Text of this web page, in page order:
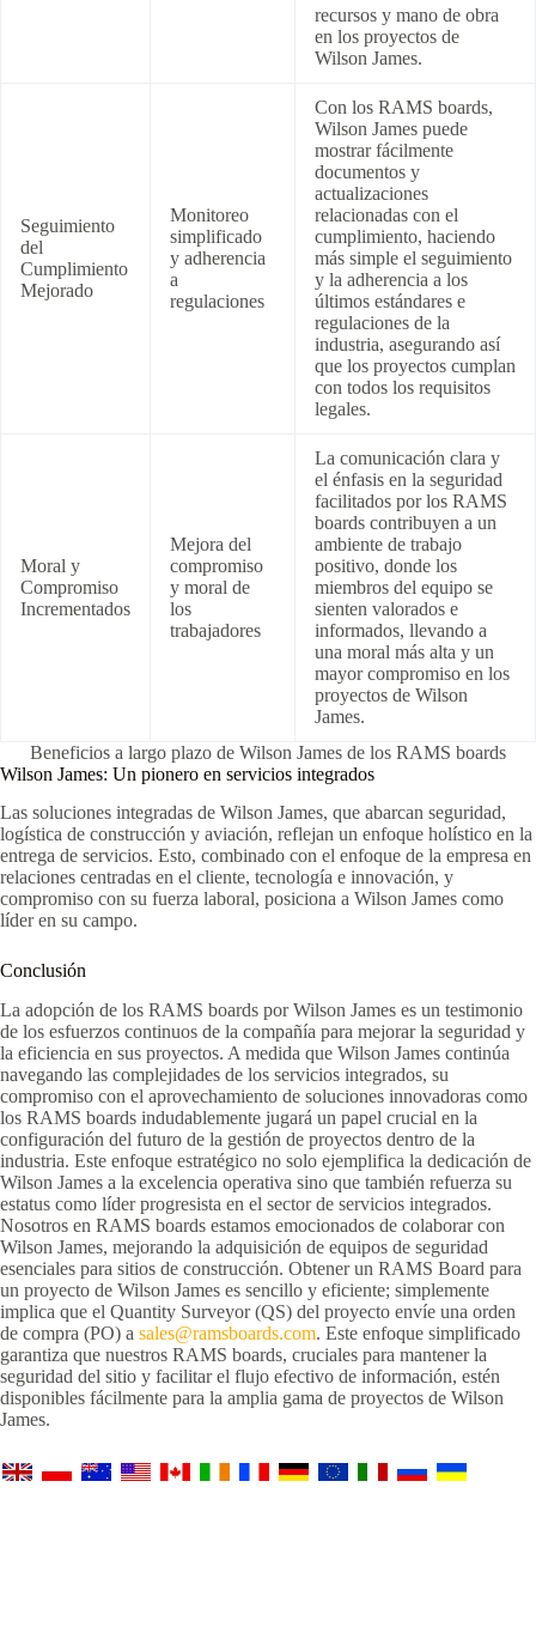
recursos y mano de obra
en los proyectos de
Wilson James.
Seguimiento
del
Cumplimiento
Mejorado
Monitoreo
simplificado
y adherencia
a
regulaciones
Con los RAMS boards,
Wilson James puede
mostrar fácilmente
documentos y
actualizaciones
relacionadas con el
cumplimiento, haciendo
más simple el seguimiento
y la adherencia a los
últimos estándares e
regulaciones de la
industria, asegurando así
que los proyectos cumplan
con todos los requisitos
legales.
Moral y
Compromiso
Incrementados
Mejora del
compromiso
y moral de
los
trabajadores
La comunicación clara y
el énfasis en la seguridad
facilitados por los RAMS
boards contribuyen a un
ambiente de trabajo
positivo, donde los
miembros del equipo se
sienten valorados e
informados, llevando a
una moral más alta y un
mayor compromiso en los
proyectos de Wilson
James.
Beneficios a largo plazo de Wilson James de los RAMS boards
Wilson James: Un pionero en servicios integrados
Las soluciones integradas de Wilson James, que abarcan seguridad,
logística de construcción y aviación, reflejan un enfoque holístico en la
entrega de servicios. Esto, combinado con el enfoque de la empresa en
relaciones centradas en el cliente, tecnología e innovación, y
compromiso con su fuerza laboral, posiciona a Wilson James como
líder en su campo.
Conclusión
La adopción de los RAMS boards por Wilson James es un testimonio
de los esfuerzos continuos de la compañía para mejorar la seguridad y
la eficiencia en sus proyectos. A medida que Wilson James continúa
navegando las complejidades de los servicios integrados, su
compromiso con el aprovechamiento de soluciones innovadoras como
los RAMS boards indudablemente jugará un papel crucial en la
configuración del futuro de la gestión de proyectos dentro de la
industria. Este enfoque estratégico no solo ejemplifica la dedicación de
Wilson James a la excelencia operativa sino que también refuerza su
estatus como líder progresista en el sector de servicios integrados.
Nosotros en RAMS boards estamos emocionados de colaborar con
Wilson James, mejorando la adquisición de equipos de seguridad
esenciales para sitios de construcción. Obtener un RAMS Board para
un proyecto de Wilson James es sencillo y eficiente; simplemente
implica que el Quantity Surveyor (QS) del proyecto envíe una orden
de compra (PO) a sales@ramsboards.com. Este enfoque simplificado
garantiza que nuestros RAMS boards, cruciales para mantener la
seguridad del sitio y facilitar el flujo efectivo de información, estén
disponibles fácilmente para la amplia gama de proyectos de Wilson
James.